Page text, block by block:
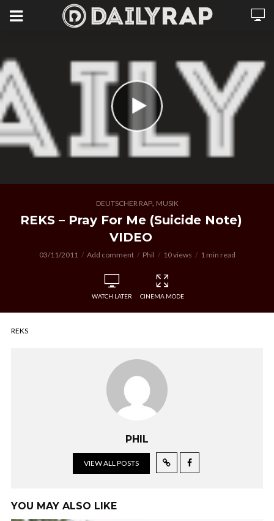
DEUTSCHER RAP, MUSIK
REKS – Pray For Me (Suicide Note)
VIDEO
03/11/2011 Add comment Phil 10 views 1 min read
WATCH LATER CINEMA MODE
REKS
PHIL
VIEW ALL POSTS
YOU MAY ALSO LIKE